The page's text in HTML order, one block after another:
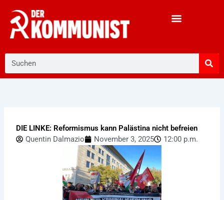
Inhalt
springen
DIE LINKE: Reformismus kann Palästina nicht befreien
Quentin Dalmazio
November 3, 2025 12:00 p.m.